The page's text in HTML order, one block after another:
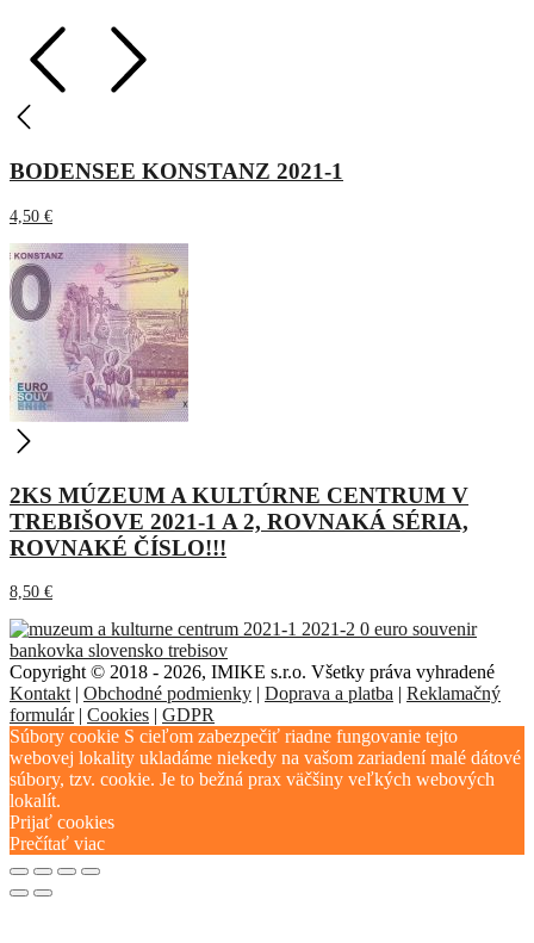
BODENSEE KONSTANZ 2021-1
4,50 €
2KS MÚZEUM A KULTÚRNE CENTRUM V
TREBIŠOVE 2021-1 A 2, ROVNAKÁ SÉRIA,
ROVNAKÉ ČÍSLO!!!
8,50 €
Copyright © 2018 - 2026, IMIKE s.r.o. Všetky práva vyhradené
Kontakt | Obchodné podmienky | Doprava a platba | Reklamačný
formulár| Cookies | GDPR
Súbory cookie S cieľom zabezpečiť riadne fungovanie tejto
webovej lokality ukladáme niekedy na vašom zariadení malé dátové
súbory, tzv. cookie. Je to bežná prax väčšiny veľkých webových
lokalít.
Prijať cookies
Prečítať viac